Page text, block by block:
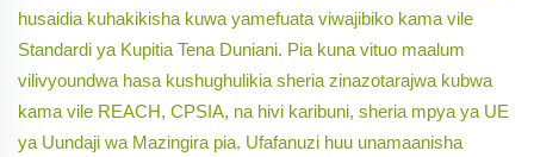
husaidia kuhakikisha kuwa yamefuata viwajibiko kama vile
Standardi ya Kupitia Tena Duniani. Pia kuna vituo maalum
vilivyoundwa hasa kushughulikia sheria zinazotarajwa kubwa
kama vile REACH, CPSIA, na hivi karibuni, sheria mpya ya UE
ya Uundaji wa Mazingira pia. Ufafanuzi huu unamaanisha